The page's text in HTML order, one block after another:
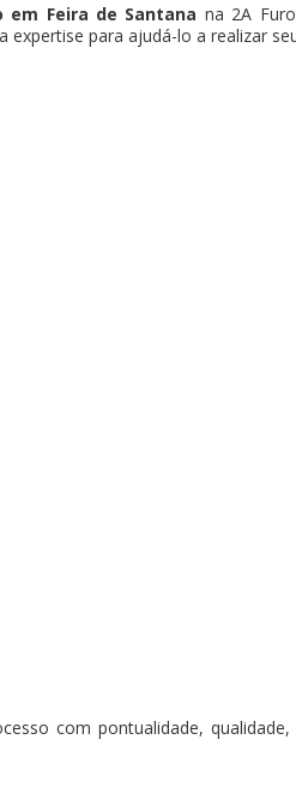
em Feira de Santana na 2A
para ajudá-lo a realizar
com pontualidade,